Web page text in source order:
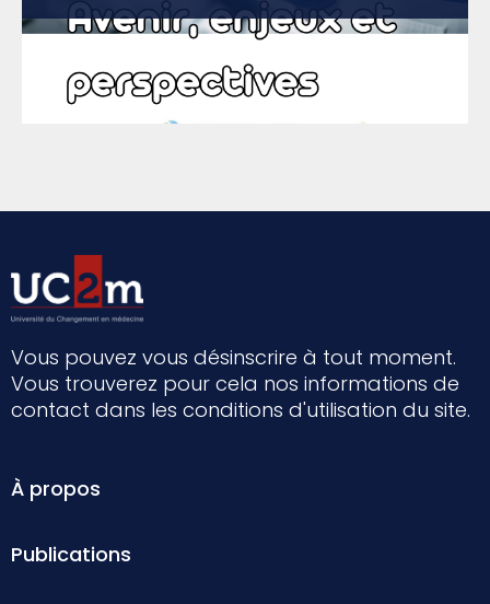
Vous pouvez vous désinscrire à tout moment.
Vous trouverez pour cela nos informations de
contact dans les conditions d'utilisation du site.
À propos
Publications